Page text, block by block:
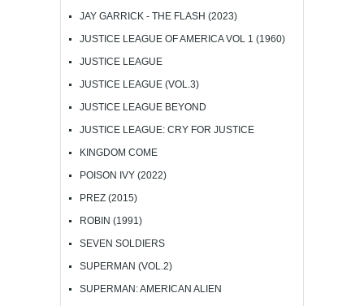
JAY GARRICK - THE FLASH (2023)
JUSTICE LEAGUE OF AMERICA VOL 1 (1960)
JUSTICE LEAGUE
JUSTICE LEAGUE (VOL.3)
JUSTICE LEAGUE BEYOND
JUSTICE LEAGUE: CRY FOR JUSTICE
KINGDOM COME
POISON IVY (2022)
PREZ (2015)
ROBIN (1991)
SEVEN SOLDIERS
SUPERMAN (VOL.2)
SUPERMAN: AMERICAN ALIEN